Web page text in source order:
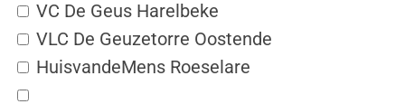
VC De Geus Harelbeke
VLC De Geuzetorre Oostende
HuisvandeMens Roeselare